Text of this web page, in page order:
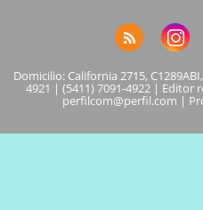
Domicilio: California 2715,
4921 | (5411) 7091-4922 | Editor
perfilcom@perfil.com |